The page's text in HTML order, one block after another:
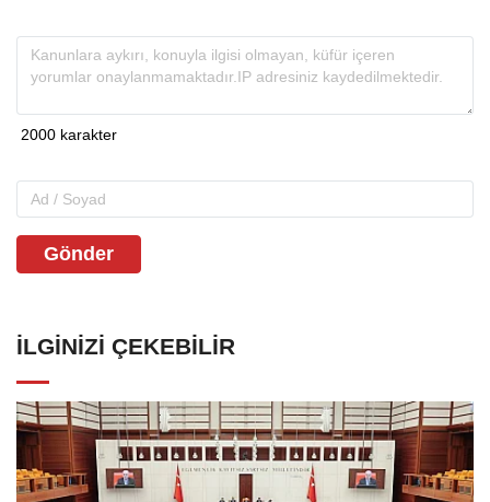
Gönder
İLGINIZI ÇEKEBILIR